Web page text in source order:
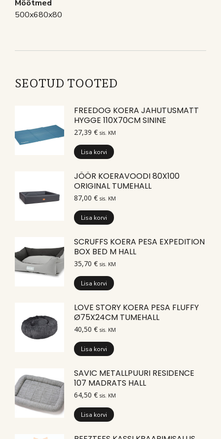
Mõõtmed
500x680x80
SEOTUD TOOTED
FREEDOG KOERA JAHUTUSMATT
HYGGE 110X70CM SININE
27,39 € sis. KM
Lisa korvi
JÖÖR KOERAVOODI 80X100
ORIGINAL TUMEHALL
87,00 € sis. KM
Lisa korvi
SCRUFFS KOERA PESA EXPEDITION
BOX BED M HALL
35,70 € sis. KM
Lisa korvi
LOVE STORY KOERA PESA FLUFFY
Ø75X24CM TUMEHALL
40,50 € sis. KM
Lisa korvi
SAVIC METALLPUURI RESIDENCE
107 MADRATS HALL
64,50 € sis. KM
Lisa korvi